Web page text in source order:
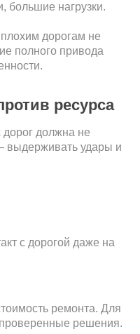
большие нагрузки.
дорогам не
полного привода
ресурса
должна не
выдерживать удары и
с дорогой даже на
ремонта. Для
решения.